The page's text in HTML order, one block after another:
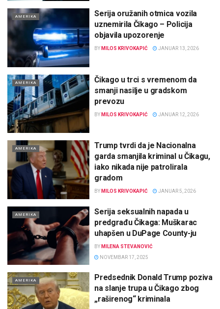
AMERIKA
Serija oružanih otmica vozila
uznemirila Čikago – Policija
objavila upozorenje
BY MILOS KRIVOKAPIĆ JANUAR 13, 2026
AMERIKA
Čikago u trci s vremenom da
smanji nasilje u gradskom
prevozu
BY MILOS KRIVOKAPIĆ JANUAR 12, 2026
AMERIKA
Trump tvrdi da je Nacionalna
garda smanjila kriminal u Čikagu,
iako nikada nije patrolirala
gradom
BY MILOS KRIVOKAPIĆ JANUAR 5, 2026
AMERIKA
Serija seksualnih napada u
predgrađu Čikaga: Muškarac
uhapšen u DuPage County-ju
BY MILENA STEVANOVIĆ
NOVEMBAR 17, 2025
AMERIKA
Predsednik Donald Trump poziva
na slanje trupa u Čikago zbog
„raširenog“ kriminala